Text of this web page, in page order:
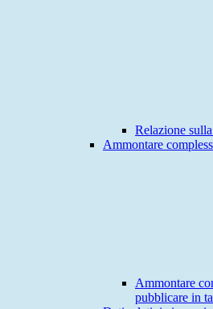
Relazione
Ammontare
Ammontare
pubblicare in